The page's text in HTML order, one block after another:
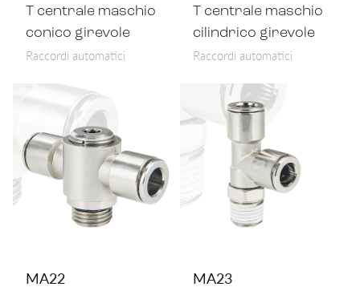
T centrale maschio
conico girevole
Raccordi automatici
T centrale maschio
cilindrico girevole
Raccordi automatici
MA22 MA23